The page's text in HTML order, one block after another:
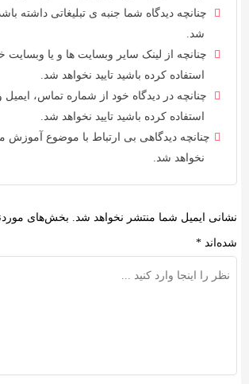
چنانچه دیدگاه شما جنبه ی تبلیغاتی داشته باشد
شد.
چنانچه از لینک سایر وبسایت ها و یا وبسایت
استفاده کرده باشید تایید نخواهد شد.
چنانچه در دیدگاه خود از شماره تماس، ایمیل
استفاده کرده باشید تایید نخواهد شد.
چنانچه دیدگاهی بی ارتباط با موضوع آموزش
نخواهد شد.
نشانی ایمیل شما منتشر نخواهد شد. بخش‌های
شده‌اند *